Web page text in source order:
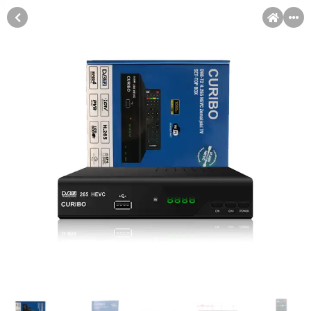
Račun
Kupovinu na rate možete obaviti ukoliko posjedujete jednu od